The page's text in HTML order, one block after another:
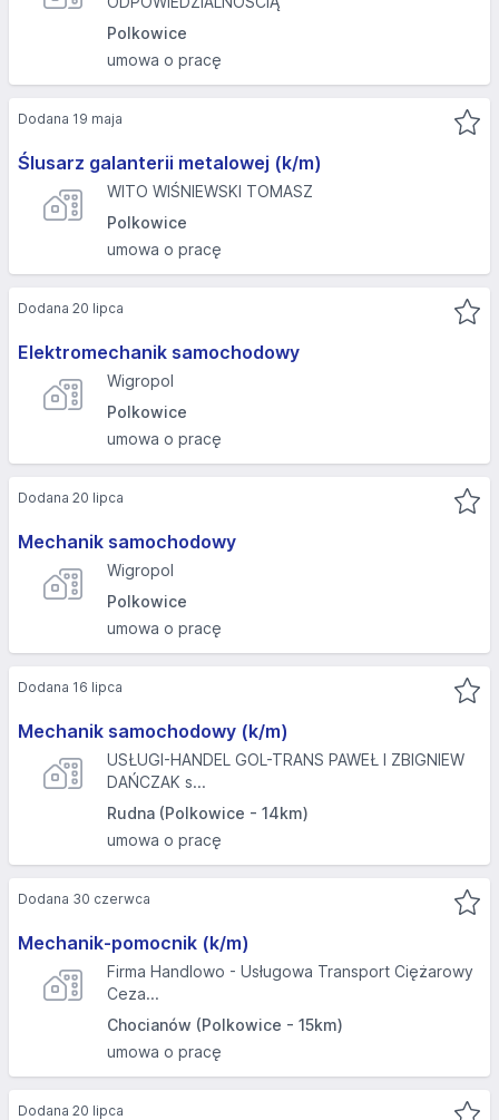
Polkowice
umowa o pracę
Ślusarz galanterii metalowej (k/m)
WITO WIŚNIEWSKI TOMASZ
Polkowice
umowa o pracę
Dodana 19 maja
Elektromechanik samochodowy
Wigropol
Polkowice
umowa o pracę
Dodana 20 lipca
Mechanik samochodowy
Wigropol
Polkowice
umowa o pracę
Dodana 20 lipca
Mechanik samochodowy (k/m)
USŁUGI-HANDEL GOL-TRANS PAWEŁ I ZBIGNIEW
DAŃCZAK s...
Rudna (Polkowice - 14km)
umowa o pracę
Dodana 16 lipca
Mechanik-pomocnik (k/m)
Firma Handlowo - Usługowa Transport Ciężarowy
Ceza...
Chocianów (Polkowice - 15km)
umowa o pracę
Dodana 30 czerwca
Dodana 20 lipca